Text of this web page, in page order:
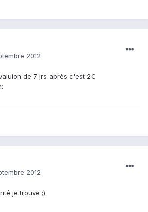
2012
de 7 jrs après c'est 2€
2012
je trouve ;)